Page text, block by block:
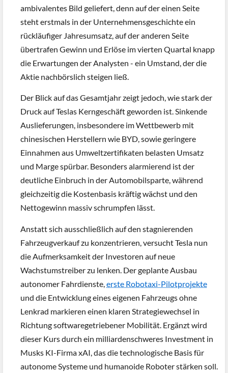
ambivalentes Bild geliefert, denn auf der einen Seite
steht erstmals in der Unternehmensgeschichte ein
rückläufiger Jahresumsatz, auf der anderen Seite
übertrafen Gewinn und Erlöse im vierten Quartal knapp
die Erwartungen der Analysten - ein Umstand, der die
Aktie nachbörslich steigen ließ.
Der Blick auf das Gesamtjahr zeigt jedoch, wie stark der
Druck auf Teslas Kerngeschäft geworden ist. Sinkende
Auslieferungen, insbesondere im Wettbewerb mit
chinesischen Herstellern wie BYD, sowie geringere
Einnahmen aus Umweltzertifikaten belasten Umsatz
und Marge spürbar. Besonders alarmierend ist der
deutliche Einbruch in der Automobilsparte, während
gleichzeitig die Kostenbasis kräftig wächst und den
Nettogewinn massiv schrumpfen lässt.
Anstatt sich ausschließlich auf den stagnierenden
Fahrzeugverkauf zu konzentrieren, versucht Tesla nun
die Aufmerksamkeit der Investoren auf neue
Wachstumstreiber zu lenken. Der geplante Ausbau
autonomer Fahrdienste, erste Robotaxi-Pilotprojekte
und die Entwicklung eines eigenen Fahrzeugs ohne
Lenkrad markieren einen klaren Strategiewechsel in
Richtung softwaregetriebener Mobilität. Ergänzt wird
dieser Kurs durch ein milliardenschweres Investment in
Musks KI-Firma xAI, das die technologische Basis für
autonome Systeme und humanoide Roboter stärken soll.